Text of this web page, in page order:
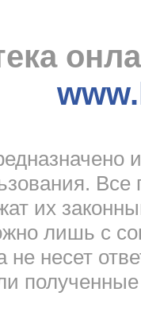
их
лишь с
несет